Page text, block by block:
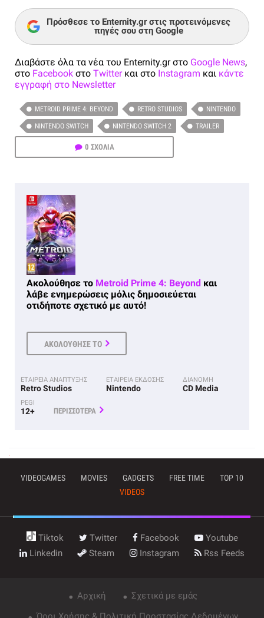
Πρόσθεσε το Enternity.gr στις προτεινόμενες
πηγές σου στη Google
Διαβάστε όλα τα νέα του Enternity.gr στο Google News,
στο Facebook στο Twitterκαι στο Instagram και κάντε
εγγραφή στο Newsletter
METROID PRIME 4: BEYOND RETRO STUDIOS NINTENDO
NINTENDO SWITCH NINTENDO SWITCH 2 TRAILER
0 ΣΧΟΛΙΑ
Ακολούθησε το Metroid Prime 4: Beyond και
λάβε ενημερώσεις μόλις δημοσιεύεται
οτιδήποτε σχετικό με αυτό!
ΑΚΟΛΟΥΘΗΣΕ ΤΟ
ΕΤΑΙΡΕΙΑ ΑΝΑΠΤΥΞΗΣ
Retro Studios
ΕΤΑΙΡΕΙΑ ΕΚΔΟΣΗΣ
Nintendo
ΔΙΑΝΟΜΗ
CD Media
PEGI
12+ ΠΕΡΙΣΣΟΤΕΡΑ
VIDEOGAMES MOVIES GADGETS FREE TIME
TOP 10
VIDEOS
Tiktok Twitter Facebook
Youtube
Linkedin
Steam Instagram Rss Feeds
Αρχική
Σχετικά με εμάς